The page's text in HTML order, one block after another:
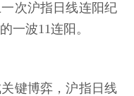
次沪指日线连阳纪
一波11连阳。
键博弈，沪指日线